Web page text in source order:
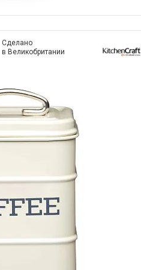
Сделано
в Великобритании